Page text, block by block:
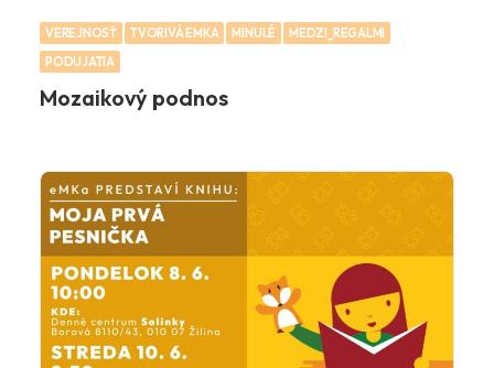
VEREJNOSŤ TVORIVÁ EMKA MINULÉ
MEDZI_REGALMI
PODUJATIA
Mozaikový podnos